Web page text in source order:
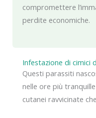
Infestazione di cimici
Questi parassiti
nelle ore più
cutanei ravvicinate
compromettere
perdite economiche.